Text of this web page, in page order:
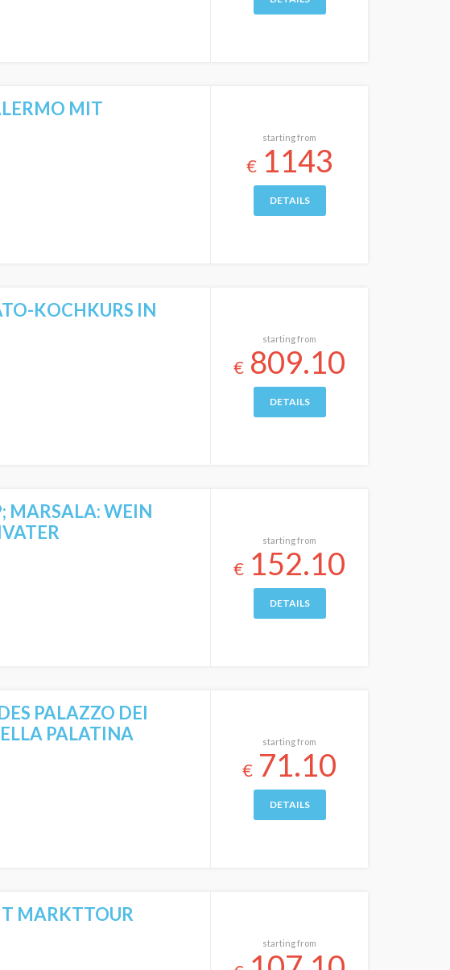
MIT
starting from
€1143
DETAILS
KOCHKURS IN
starting from
€ 809.10
DETAILS
MARSALA: WEIN
starting from
€ 152.10
DETAILS
PALAZZO DEI
PALATINA
starting from
€ 71.10
DETAILS
MARKTTOUR
starting from